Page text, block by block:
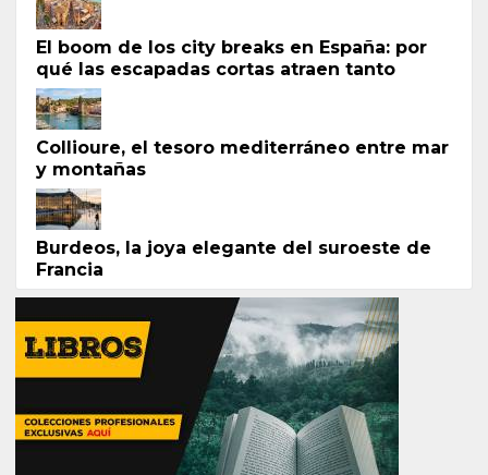
El boom de los city breaks en España: por
qué las escapadas cortas atraen tanto
Collioure, el tesoro mediterráneo entre mar
y montañas
Burdeos, la joya elegante del suroeste de
Francia